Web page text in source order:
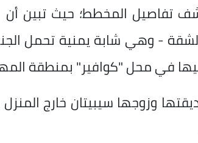
تفاصيل المخطط؛ حيث تبين أن
- وهي شابة يمنية تحمل
وزوجها سيبيتان خارج